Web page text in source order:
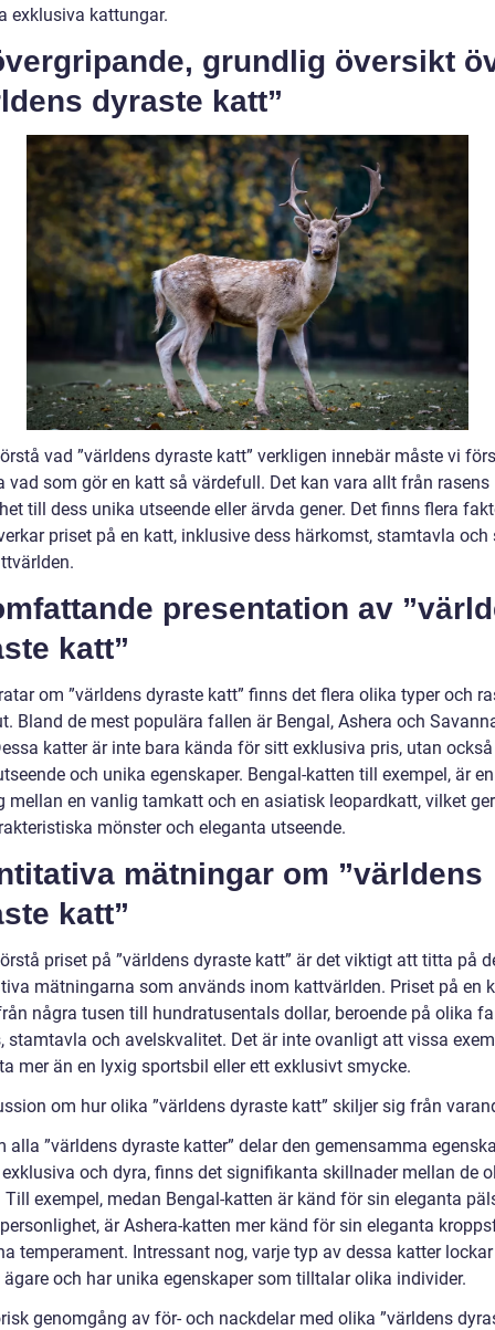
exklusiva kattungar.
grundlig översikt
dyraste katt”
vad ”världens dyraste katt” verkligen innebär måste vi
vad som gör en katt så värdefull. Det kan vara allt från rasens
till dess unika utseende eller ärvda gener. Det finns flera
priset på en katt, inklusive dess härkomst, stamtavla och
presentation av
katt”
om ”världens dyraste katt” finns det flera olika typer och
Bland de mest populära fallen är Bengal, Ashera och
katter är inte bara kända för sitt exklusiva pris, utan
och unika egenskaper. Bengal-katten till exempel, är en
mellan en vanlig tamkatt och en asiatisk leopardkatt, vilket
mönster och eleganta utseende.
mätningar om ”världens
katt”
priset på ”världens dyraste katt” är det viktigt att titta på
mätningarna som används inom kattvärlden. Priset på en
några tusen till hundratusentals dollar, beroende på olika
stamtavla och avelskvalitet. Det är inte ovanligt att vissa
mer än en lyxig sportsbil eller ett exklusivt smycke.
om hur olika ”världens dyraste katt” skiljer sig från
alla ”världens dyraste katter” delar den gemensamma
och dyra, finns det signifikanta skillnader mellan de
Till exempel, medan Bengal-katten är känd för sin eleganta
är Ashera-katten mer känd för sin eleganta
temperament. Intressant nog, varje typ av dessa katter
ägare och har unika egenskaper som tilltalar olika individer.
genomgång av för- och nackdelar med olika ”världens